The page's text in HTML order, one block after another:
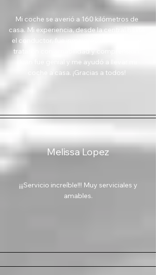
Mi coche se averió a 160 kilómetros de
casa. Mi experiencia, desde la central hasta
el conductor, fue inmejorable. Ambos me
trataron con amabilidad y comprensión.
Juan fue genial y me ayudó a llevar mi
coche a casa. ¡Gracias a todos!
Melissa Lopez
¡¡¡Servicio increíble!!! Muy serviciales y
amables.